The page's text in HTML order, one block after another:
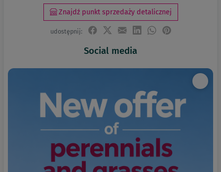
Znajdź punkt sprzedaży detalicznej
udostępnij:
Social media